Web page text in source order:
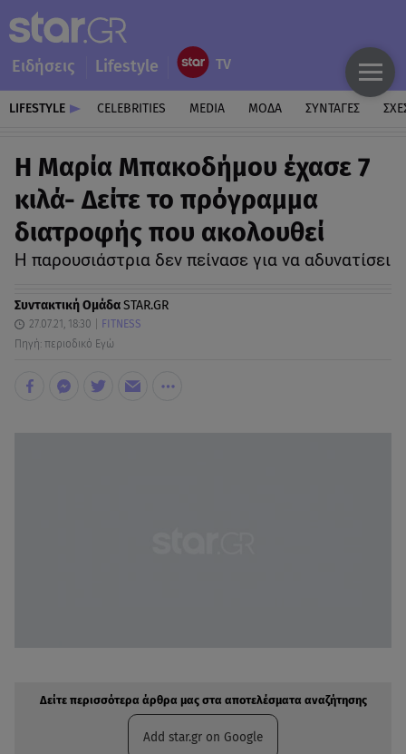
Ειδήσεις Lifestyle
LIFESTYLE CELEBRITIES MEDIA ΜΟΔΑ ΣΥΝΤΑΓΕΣ
H Mαρία Μπακοδήμου έχασε 7
κιλά- Δείτε το πρόγραμμα
διατροφής που ακολουθεί
Η παρουσιάστρια δεν πείνασε για να αδυνατίσει
Συντακτική ΟμάδαSTAR.GR
27.07.21, 18:30
FITNESS
Πηγή: περιοδικό Εγώ
Δείτε περισσότερα άρθρα μας στα αποτελέσματα αναζήτησης
Add star.gr on Google